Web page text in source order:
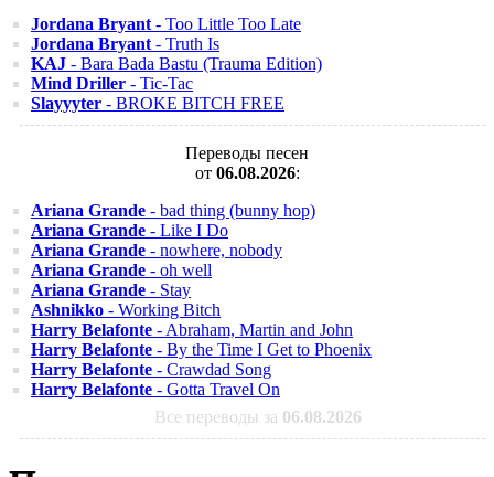
Jordana Bryant - Too Little Too Late
Jordana Bryant - Truth Is
KAJ - Bara Bada Bastu (Trauma Edition)
Mind Driller - Tic-Tac
Slayyyter - BROKE BITCH FREE
Переводы песен
от 06.08.2026:
Ariana Grande - bad thing (bunny hop)
Ariana Grande - Like I Do
Ariana Grande - nowhere, nobody
Ariana Grande - oh well
Ariana Grande - Stay
Ashnikko - Working Bitch
Harry Belafonte - Abraham, Martin and John
Harry Belafonte - By the Time I Get to Phoenix
Harry Belafonte - Crawdad Song
Harry Belafonte - Gotta Travel On
Все переводы за 06.08.2026